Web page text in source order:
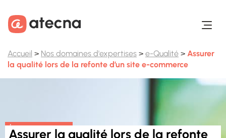
Accueil > Nos domaines d'expertises > e-Qualité > Assurer
la qualité lors de la refonte d’un site e-commerce
ÉTUDE DE CAS
Assurer la qualité lors de la refonte